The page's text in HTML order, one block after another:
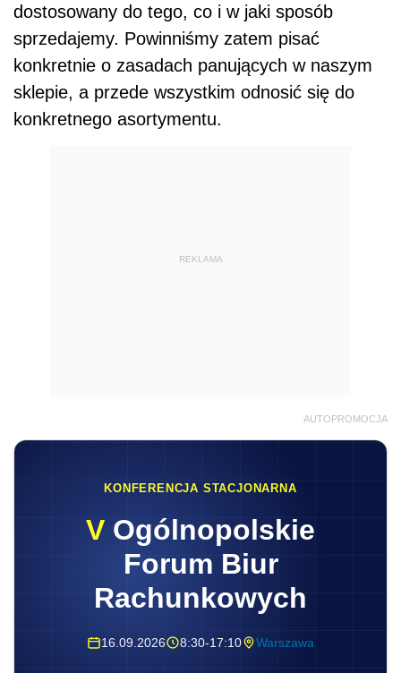
dostosowany do tego, co i w jaki sposób
sprzedajemy. Powinniśmy zatem pisać
konkretnie o zasadach panujących w naszym
sklepie, a przede wszystkim odnosić się do
konkretnego asortymentu.
REKLAMA
AUTOPROMOCJA
KONFERENCJA STACJONARNA
V Ogólnopolskie
Forum Biur
Rachunkowych
16.09.2026 8:30-17:10 Warszawa